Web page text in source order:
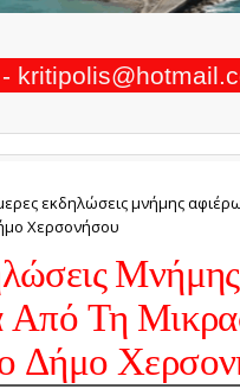
-
εκδηλώσεις μνήμης
Χερσονήσου
Τη
Δήμο